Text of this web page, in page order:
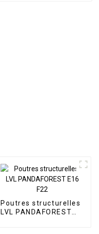
Poutres structurelles
LVL PANDAFOREST